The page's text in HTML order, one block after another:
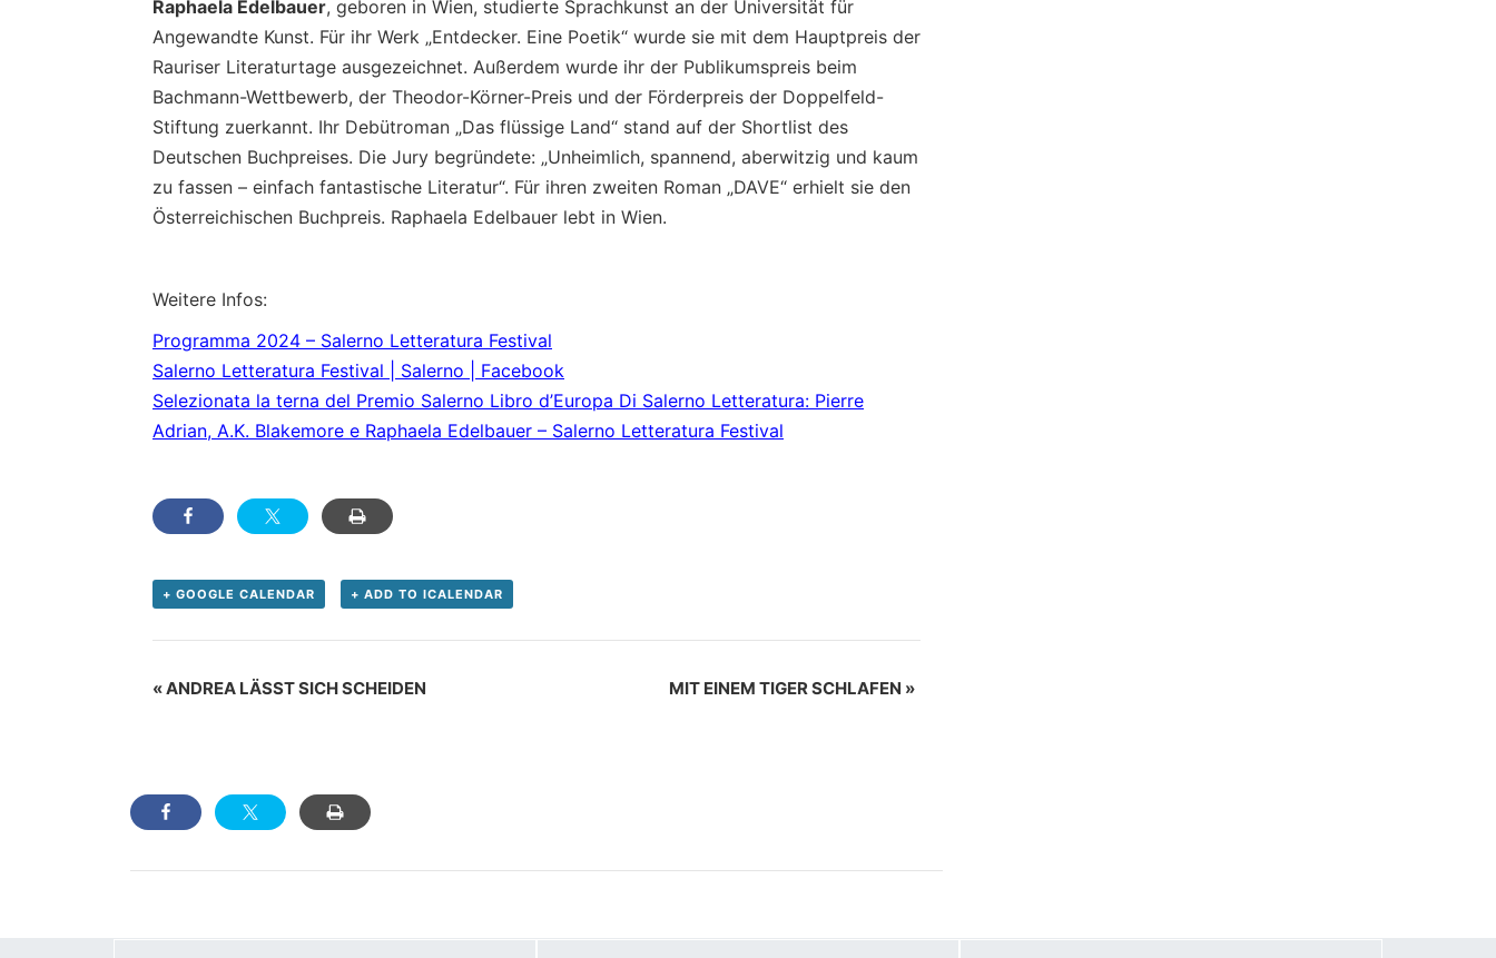
Raphaela Edelbauer, geboren in Wien, studierte Sprachkunst an der Universität für
Angewandte Kunst. Für ihr Werk „Entdecker. Eine Poetik“ wurde sie mit dem Hauptpreis der
Rauriser Literaturtage ausgezeichnet. Außerdem wurde ihr der Publikumspreis beim
Bachmann-Wettbewerb, der Theodor-Körner-Preis und der Förderpreis der Doppelfeld-
Stiftung zuerkannt. Ihr Debütroman „Das flüssige Land“ stand auf der Shortlist des
Deutschen Buchpreises. Die Jury begründete: „Unheimlich, spannend, aberwitzig und kaum
zu fassen – einfach fantastische Literatur“. Für ihren zweiten Roman „DAVE“ erhielt sie den
Österreichischen Buchpreis. Raphaela Edelbauer lebt in Wien.
Weitere Infos:
Programma 2024 – Salerno Letteratura Festival
Salerno Letteratura Festival | Salerno | Facebook
Selezionata la terna del Premio Salerno Libro d’Europa Di Salerno Letteratura: Pierre
Adrian, A.K. Blakemore e Raphaela Edelbauer – Salerno Letteratura Festival
+ GOOGLE CALENDAR + ADD TO ICALENDAR
Veranstaltung
«ANDREA LÄSST SICH SCHEIDEN MIT EINEM TIGER SCHLAFEN »